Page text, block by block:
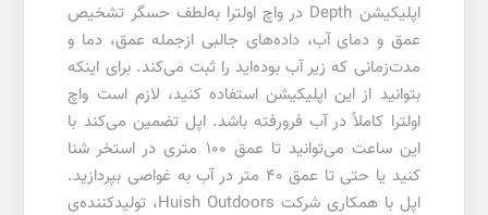
اپلیکیشن Depth در واچ اولترا به‌لطف حسگر تشخیص
عمق و دمای آب، داده‌های جالبی ازجمله عمق، دما و
مدت‌زمانی که زیر آب بوده‌اید را ثبت می‌کند. برای اینکه
بتوانید از این اپلیکیشن استفاده کنید، لازم است واچ
اولترا کاملاً در آب فرورفته باشد. اپل تضمین می‌کند با
این ساعت می‌توانید تا عمق 100 متری در استخر شنا
کنید یا حتی تا عمق 40 متر در آب به غواصی بپردازید.
اپل با همکاری شرکت Huish Outdoors، تولیدکننده‌ی